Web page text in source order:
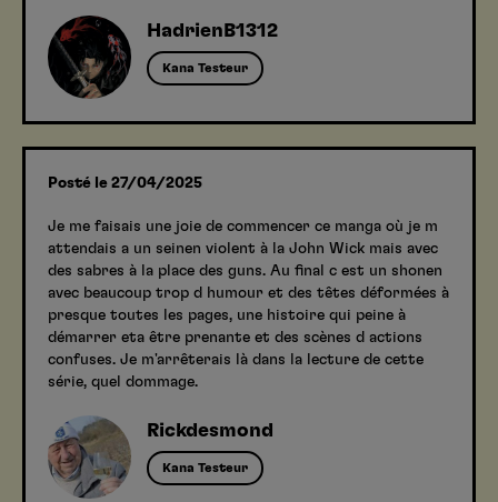
HadrienB1312
Kana Testeur
Posté le 27/04/2025
Je me faisais une joie de commencer ce manga où je m
attendais a un seinen violent à la John Wick mais avec
des sabres à la place des guns. Au final c est un shonen
avec beaucoup trop d humour et des têtes déformées à
presque toutes les pages, une histoire qui peine à
démarrer eta être prenante et des scènes d actions
confuses. Je m'arrêterais là dans la lecture de cette
série, quel dommage.
Rickdesmond
Kana Testeur